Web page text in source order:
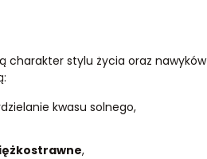
charakter stylu życia oraz nawyków
kwasu solnego,
,